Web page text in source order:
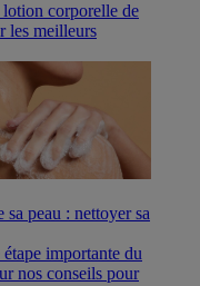
corporelle de
les meilleurs
peau : nettoyer sa
importante du
nos conseils pour